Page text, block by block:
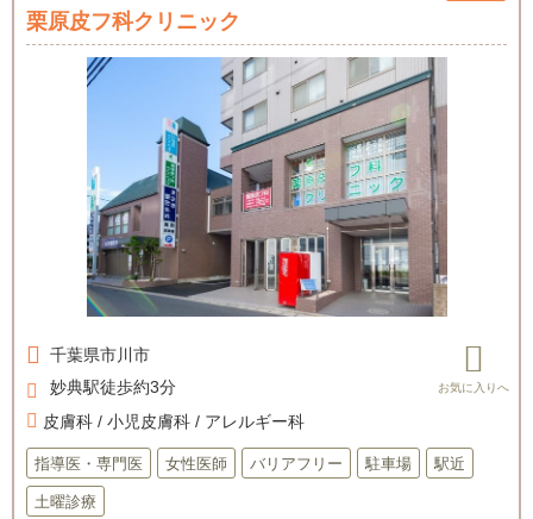
栗原皮フ科クリニック
千葉県市川市
妙典駅徒歩約3分
皮膚科 / 小児皮膚科 / アレルギー科
指導医・専門医 女性医師 バリアフリー 駐車場 駅近
土曜診療